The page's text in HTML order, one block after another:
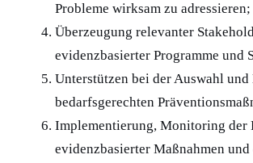
Probleme wirksam zu adressieren;
Überzeugung relevanter
evidenzbasierter Programme und
Unterstützen bei der Auswahl
bedarfsgerechten
Implementierung, Monitoring der
evidenzbasierter Maßnahmen